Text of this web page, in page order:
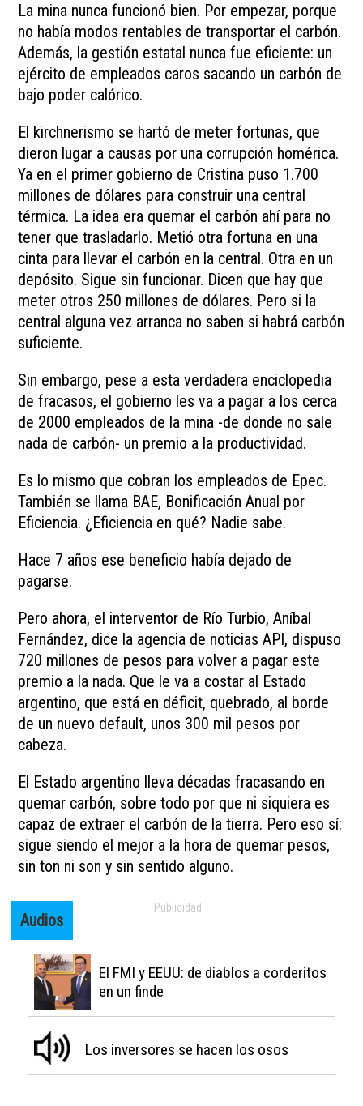
La mina nunca funcionó bien. Por empezar, porque
no había modos rentables de transportar el carbón.
Además, la gestión estatal nunca fue eficiente: un
ejército de empleados caros sacando un carbón de
bajo poder calórico.
El kirchnerismo se hartó de meter fortunas, que
dieron lugar a causas por una corrupción homérica.
Ya en el primer gobierno de Cristina puso 1.700
millones de dólares para construir una central
térmica. La idea era quemar el carbón ahí para no
tener que trasladarlo. Metió otra fortuna en una
cinta para llevar el carbón en la central. Otra en un
depósito. Sigue sin funcionar. Dicen que hay que
meter otros 250 millones de dólares. Pero si la
central alguna vez arranca no saben si habrá carbón
suficiente.
Sin embargo, pese a esta verdadera enciclopedia
de fracasos, el gobierno les va a pagar a los cerca
de 2000 empleados de la mina -de donde no sale
nada de carbón- un premio a la productividad.
Es lo mismo que cobran los empleados de Epec.
También se llama BAE, Bonificación Anual por
Eficiencia. ¿Eficiencia en qué? Nadie sabe.
Hace 7 años ese beneficio había dejado de
pagarse.
Pero ahora, el interventor de Río Turbio, Aníbal
Fernández, dice la agencia de noticias API, dispuso
720 millones de pesos para volver a pagar este
premio a la nada. Que le va a costar al Estado
argentino, que está en déficit, quebrado, al borde
de un nuevo default, unos 300 mil pesos por
cabeza.
El Estado argentino lleva décadas fracasando en
quemar carbón, sobre todo por que ni siquiera es
capaz de extraer el carbón de la tierra. Pero eso sí:
sigue siendo el mejor a la hora de quemar pesos,
sin ton ni son y sin sentido alguno.
Audios
El FMI y EEUU: de diablos a corderitos
en un finde
Los inversores se hacen los osos